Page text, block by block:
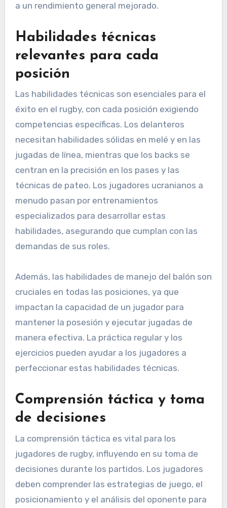
a un rendimiento general mejorado.
Habilidades técnicas
relevantes para cada
posición
Las habilidades técnicas son esenciales para el
éxito en el rugby, con cada posición exigiendo
competencias específicas. Los delanteros
necesitan habilidades sólidas en melé y en las
jugadas de línea, mientras que los backs se
centran en la precisión en los pases y las
técnicas de pateo. Los jugadores ucranianos a
menudo pasan por entrenamientos
especializados para desarrollar estas
habilidades, asegurando que cumplan con las
demandas de sus roles.
Además, las habilidades de manejo del balón son
cruciales en todas las posiciones, ya que
impactan la capacidad de un jugador para
mantener la posesión y ejecutar jugadas de
manera efectiva. La práctica regular y los
ejercicios pueden ayudar a los jugadores a
perfeccionar estas habilidades técnicas.
Comprensión táctica y toma
de decisiones
La comprensión táctica es vital para los
jugadores de rugby, influyendo en su toma de
decisiones durante los partidos. Los jugadores
deben comprender las estrategias de juego, el
posicionamiento y el análisis del oponente para